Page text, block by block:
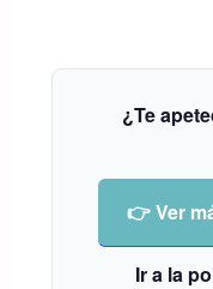
¿Te
👉 Ver
Ir a la